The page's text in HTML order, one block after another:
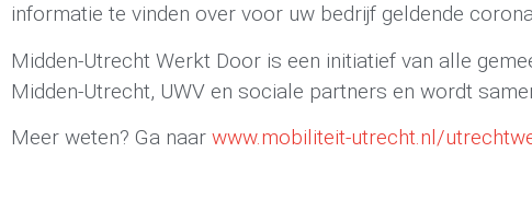
informatie te vinden over voor uw bedrijf geldende
Midden-Utrecht Werkt Door is een initiatief van alle
Midden-Utrecht, UWV en sociale partners en wordt
Meer weten? Ga naar www.mobiliteit-utrecht.nl/